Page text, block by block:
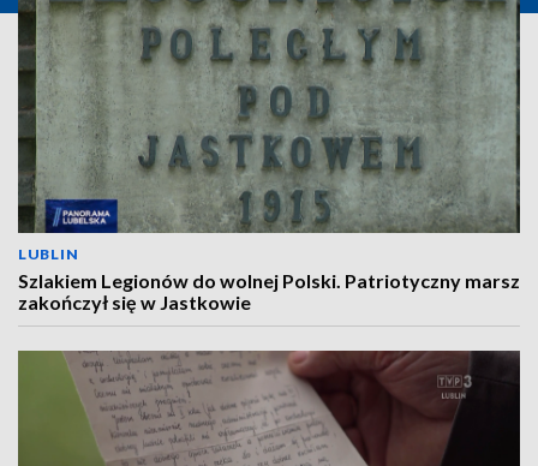
LUBLIN
Szlakiem Legionów do wolnej Polski. Patriotyczny marsz
zakończył się w Jastkowie